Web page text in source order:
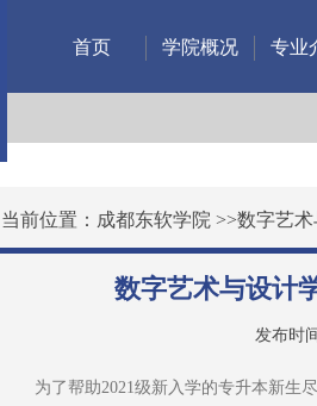
首页 学院概况 专业
当前位置： 成都东软学院 >>数字艺
数字艺术与设计
发布时
为了帮助2021级新入学的专升本新生